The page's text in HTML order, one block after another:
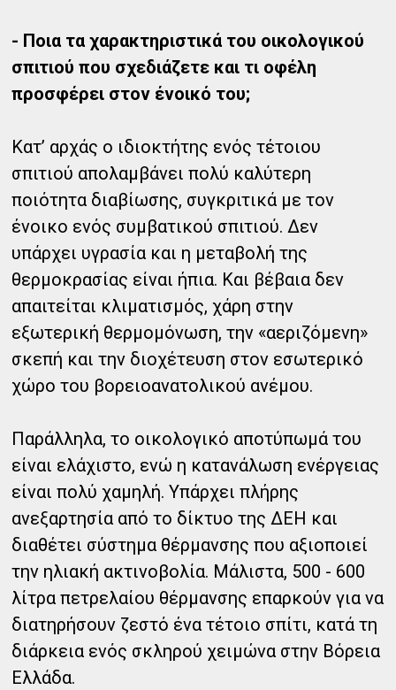
- Ποια τα χαρακτηριστικά του οικολογικού
σπιτιού που σχεδιάζετε και τι οφέλη
προσφέρει στον ένοικό του;
Κατ’ αρχάς ο ιδιοκτήτης ενός τέτοιου
σπιτιού απολαμβάνει πολύ καλύτερη
ποιότητα διαβίωσης, συγκριτικά με τον
ένοικο ενός συμβατικού σπιτιού. Δεν
υπάρχει υγρασία και η μεταβολή της
θερμοκρασίας είναι ήπια. Και βέβαια δεν
απαιτείται κλιματισμός, χάρη στην
εξωτερική θερμομόνωση, την «αεριζόμενη»
σκεπή και την διοχέτευση στον εσωτερικό
χώρο του βορειοανατολικού ανέμου.
Παράλληλα, το οικολογικό αποτύπωμά του
είναι ελάχιστο, ενώ η κατανάλωση ενέργειας
είναι πολύ χαμηλή. Υπάρχει πλήρης
ανεξαρτησία από το δίκτυο της ΔΕΗ και
διαθέτει σύστημα θέρμανσης που αξιοποιεί
την ηλιακή ακτινοβολία. Μάλιστα, 500 - 600
λίτρα πετρελαίου θέρμανσης επαρκούν για να
διατηρήσουν ζεστό ένα τέτοιο σπίτι, κατά τη
διάρκεια ενός σκληρού χειμώνα στην Βόρεια
Ελλάδα.